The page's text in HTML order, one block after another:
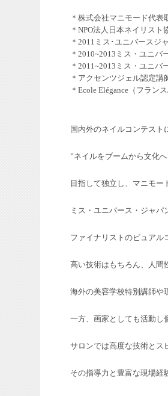
＊株式会社マニモード代表
＊NPO法人日本ネイリス
＊2011ミス･ユニバースジ
＊2010~2013ミス・ユニバ
＊2011~2013ミス・ユニ
＊アクセンツジェル認定講
＊Ecole Elégance（フラン
国内外のネイルコンテスト
”ネイルをブームから文化
目指して独立し、マニモー
ミス・ユニバース・ジャパ
ファイナリストのビュアル
高い技術はもちろん、人間
海外の美容学校特別講師や
一方、画家としても活動し
サロンでは高度な技術とス
その指導力と豊富な現場経